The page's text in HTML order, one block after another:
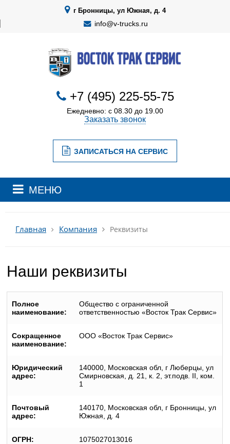
г Бронницы, ул Южная, д. 4
info@v-trucks.ru
+7 (495) 225-55-75
Ежедневно: с 08.30 до 19.00
Заказать звонок
ЗАПИСАТЬСЯ НА СЕРВИС
МЕНЮ
Главная Компания Реквизиты
Наши реквизиты
Полное
наименование:
Общество с ограниченной
ответственностью «Восток Трак Сервис»
Сокращенное
наименование:
ООО «Восток Трак Сервис»
Юридический
адрес:
140000, Московская обл, г Люберцы, ул
Смирновская, д. 21, к. 2, эт.подв. II, ком.
1
Почтовый
адрес:
140170, Московская обл, г Бронницы, ул
Южная, д. 4
ОГРН: 1075027013016